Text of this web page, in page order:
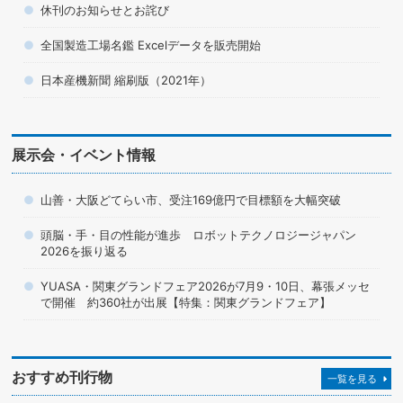
休刊のお知らせとお詫び
全国製造工場名鑑 Excelデータを販売開始
日本産機新聞 縮刷版（2021年）
展示会・イベント情報
山善・大阪どてらい市、受注169億円で目標額を大幅突破
頭脳・手・目の性能が進歩 ロボットテクノロジージャパン
2026を振り返る
YUASA・関東グランドフェア2026が7月9・10日、幕張メッセ
で開催 約360社が出展【特集：関東グランドフェア】
おすすめ刊行物 一覧を見る